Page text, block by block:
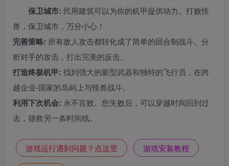
保卫城市: 民用建筑可以为你的机甲提供动力。打败怪
兽，保卫城市，万分小心！
完善策略: 所有敌人攻击都转化成了简单的回合制战斗。分
析对手的攻击，打出完美的反击。
打造终极机甲: 找到强大的新型武器和独特的飞行员，在跨
越企业-国家的岛屿上与怪兽战斗。
利用下次机会: 永不言败。您失败后，可以穿越时间回到过
去，拯救另一条时间线。
游戏运行遇到问题？点这里 游戏安装教程